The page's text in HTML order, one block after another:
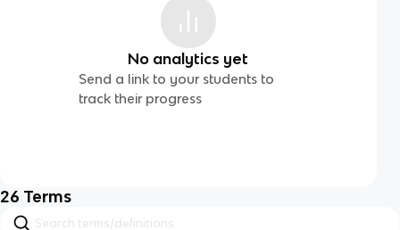
No analytics yet
Send a link to your students to
track their progress
26 Terms